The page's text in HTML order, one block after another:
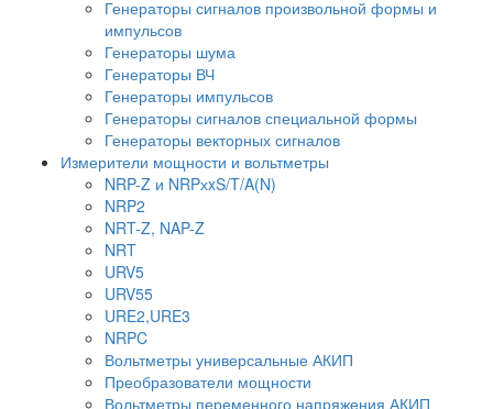
Генераторы сигналов произвольной формы и
импульсов
Генераторы шума
Генераторы ВЧ
Генераторы импульсов
Генераторы сигналов специальной формы
Генераторы векторных сигналов
Измерители мощности и вольтметры
NRP-Z и NRPхxS/T/A(N)
NRP2
NRT-Z, NAP-Z
NRT
URV5
URV55
URE2,URE3
NRPC
Вольтметры универсальные АКИП
Преобразователи мощности
Вольтметры переменного напряжения АКИП